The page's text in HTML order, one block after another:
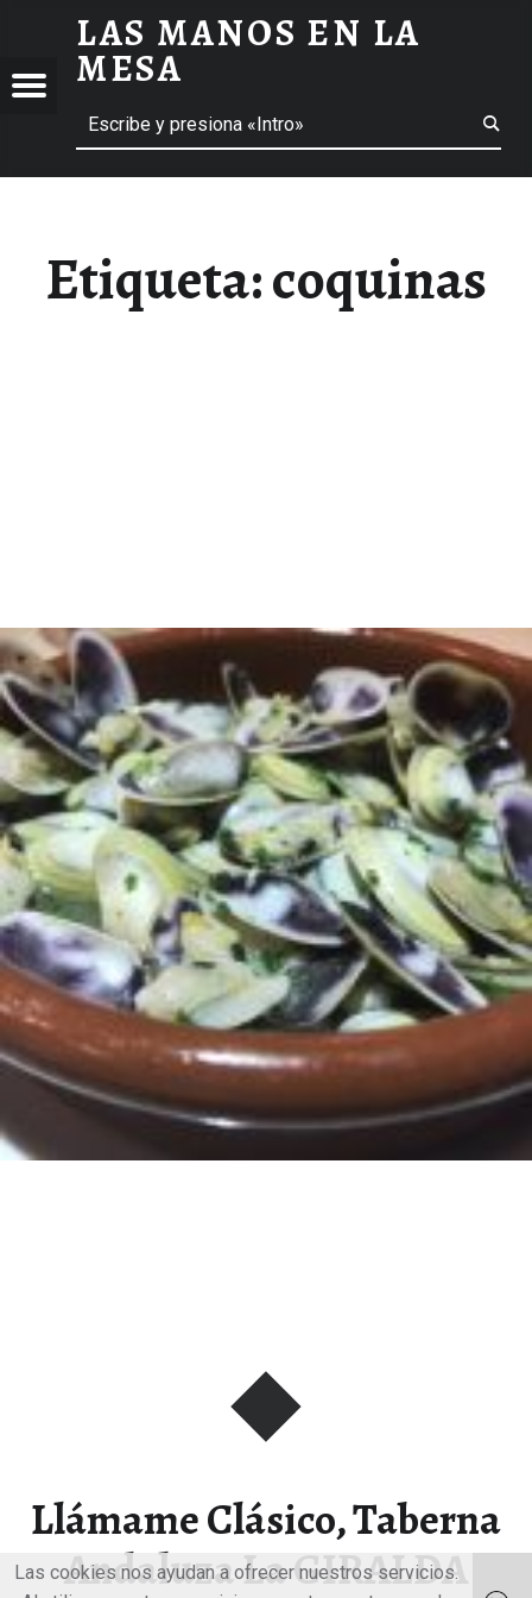
COQUINAS ARCHIVOS - LAS MANOS EN LA MESA
LAS MANOS EN LA
MESA
Menú Buscar
Etiqueta:coquinas
Llámame Clásico, Taberna
Andaluza La GIRALDA
Las cookies nos ayudan a ofrecer nuestros servicios.